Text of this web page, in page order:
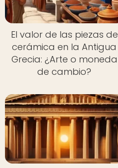
El valor de las piezas de
cerámica en la Antigua
Grecia: ¿Arte o moneda
de cambio?